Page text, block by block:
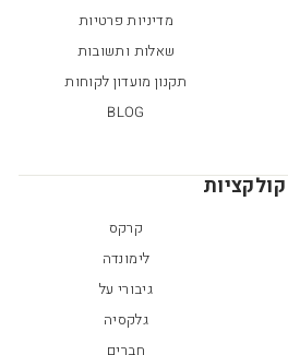
מדיניות פרטיות
שאלות ותשובות
תקנון מועדון לקוחות
BLOG
קולקציות
קרקס
לימונדה
גיבורי על
גלקסיה
חברים